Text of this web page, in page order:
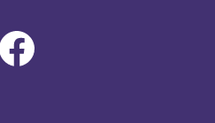
Facebook